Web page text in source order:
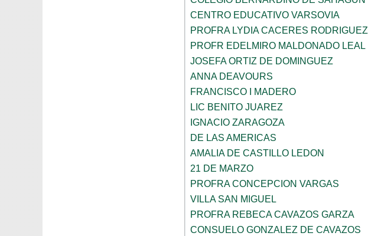
CENTRO EDUCATIVO VARSOVIA
PROFRA LYDIA CACERES RODRIGUEZ
PROFR EDELMIRO MALDONADO LEAL
JOSEFA ORTIZ DE DOMINGUEZ
ANNA DEAVOURS
FRANCISCO I MADERO
LIC BENITO JUAREZ
IGNACIO ZARAGOZA
DE LAS AMERICAS
AMALIA DE CASTILLO LEDON
21 DE MARZO
PROFRA CONCEPCION VARGAS
VILLA SAN MIGUEL
PROFRA REBECA CAVAZOS GARZA
CONSUELO GONZALEZ DE CAVAZOS